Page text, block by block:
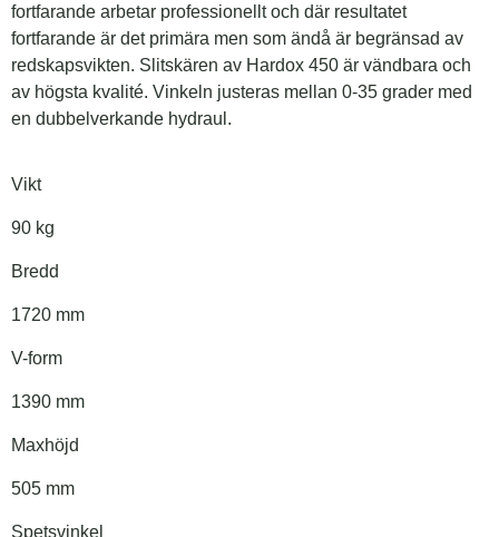
fortfarande arbetar professionellt och där resultatet
fortfarande är det primära men som ändå är begränsad av
redskapsvikten. Slitskären av Hardox 450 är vändbara och
av högsta kvalité. Vinkeln justeras mellan 0-35 grader med
en dubbelverkande hydraul.
Vikt
90 kg
Bredd
1720 mm
V-form
1390 mm
Maxhöjd
505 mm
Spetsvinkel